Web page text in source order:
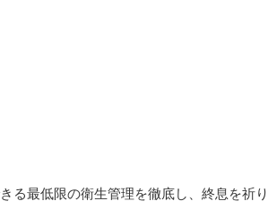
る最低限の衛生管理を徹底し、終息を祈